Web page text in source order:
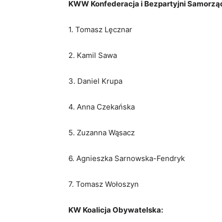
KWW Konfederacja i Bezpartyjni
1. Tomasz Lęcznar
2. Kamil Sawa
3. Daniel Krupa
4. Anna Czekańska
5. Zuzanna Wąsacz
6. Agnieszka Sarnowska-Fendryk
7. Tomasz Wołoszyn
KW Koalicja Obywatelska: